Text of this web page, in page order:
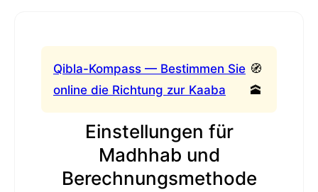
Qibla-Kompass — Bestimmen Sie
online die Richtung zur Kaaba
🧭
🕋
Einstellungen für
Madhhab und
Berechnungsmethode